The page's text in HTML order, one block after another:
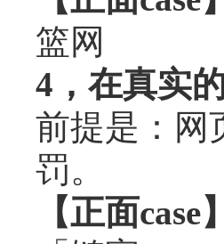
篮网
4，在真实
前提是：网
罚。
【正面case】